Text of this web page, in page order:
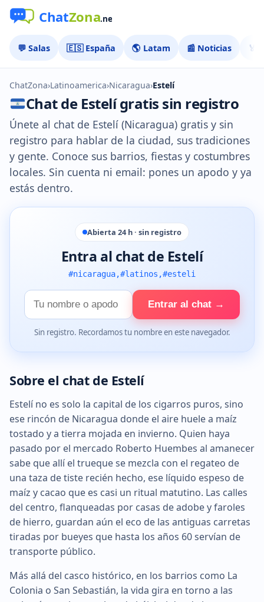
💬 Salas 🇪🇸 España 🌎 Latam 📰 Noticias 🏅
ChatZona›Latinoamerica›Nicaragua›Estelí
Chat de Estelí gratis sin registro
Únete al chat de Estelí (Nicaragua) gratis y sin
registro para hablar de la ciudad, sus tradiciones
y gente. Conoce sus barrios, fiestas y costumbres
locales. Sin cuenta ni email: pones un apodo y ya
estás dentro.
Abierta 24 h · sin registro
Entra al chat de Estelí
#nicaragua,#latinos,#esteli
Tu
nombre
Entrar al chat →
Sin registro. Recordamos tu nombre en este navegador.
Sobre el chat de Estelí
Estelí no es solo la capital de los cigarros puros, sino
ese rincón de Nicaragua donde el aire huele a maíz
tostado y a tierra mojada en invierno. Quien haya
pasado por el mercado Roberto Huembes al amanecer
sabe que allí el trueque se mezcla con el regateo de
una taza de tiste recién hecho, ese líquido espeso de
maíz y cacao que es casi un ritual matutino. Las calles
del centro, flanqueadas por casas de adobe y faroles
de hierro, guardan aún el eco de las antiguas carretas
tiradas por bueyes que hasta los años 60 servían de
transporte público.
Más allá del casco histórico, en los barrios como La
Colonia o San Sebastián, la vida gira en torno a las